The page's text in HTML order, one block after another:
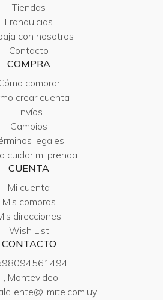
Tiendas
Franquicias
con nosotros
Contacto
COMPRA
comprar
crear cuenta
Envíos
Cambios
legales
cuidar mi prenda
CUENTA
Mi cuenta
Mis compras
direcciones
Wish List
CONTACTO
-, Montevideo